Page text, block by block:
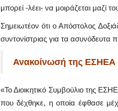
μπορεί -λέει- να μοιράζεται μαζί
Σημειωτέον ότι ο Απόστολος
συντονίστριας για τα
Ανακοίνωσή της ΕΣΗΕΑ
«Το Διοικητικό Συμβούλιο της
που δέχθηκε, η οποία έφθασε